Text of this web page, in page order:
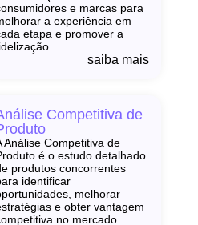
e marcas para
a experiência em
etapa e promover a
saiba mais
Competitiva de
Análise Competitiva de
é o estudo detalhado
produtos concorrentes
identificar
melhorar
e obter vantagem
no mercado.